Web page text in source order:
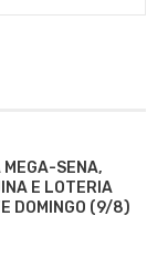
MEGA-SENA,
E LOTERIA
DOMINGO (9/8)